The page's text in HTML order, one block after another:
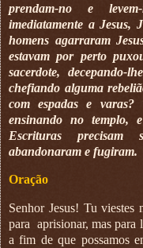
prendam-no e
imediatamente a
homens agarraram
estavam por perto
sacerdote,
chefiando alguma
com espadas e varas?
ensinando no templo,
Escrituras
abandonaram e fugiram.
Oração
Senhor Jesus! Tu viestes
para aprisionar, mas para
a fim de que possamos